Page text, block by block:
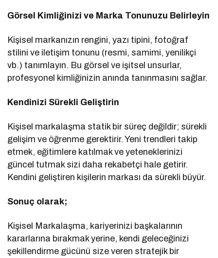
Görsel Kimliğinizi ve Marka Tonunuzu Belirleyin
Kişisel markanızın rengini, yazı tipini, fotoğraf
stilini ve iletişim tonunu (resmi, samimi, yenilikçi
vb.) tanımlayın. Bu görsel ve işitsel unsurlar,
profesyonel kimliğinizin anında tanınmasını sağlar.
Kendinizi Sürekli Geliştirin
Kişisel markalaşma statik bir süreç değildir; sürekli
gelişim ve öğrenme gerektirir. Yeni trendleri takip
etmek, eğitimlere katılmak ve yeteneklerinizi
güncel tutmak sizi daha rekabetçi hale getirir.
Kendini geliştiren kişilerin markası da sürekli büyür.
Sonuç olarak;
Kişisel Markalaşma, kariyerinizi başkalarının
kararlarına bırakmak yerine, kendi geleceğinizi
şekillendirme gücünü size veren stratejik bir